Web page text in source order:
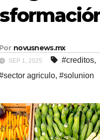
Por novusnews.mx
SEP 1, 2025 #creditos,
agriculo, #solunion